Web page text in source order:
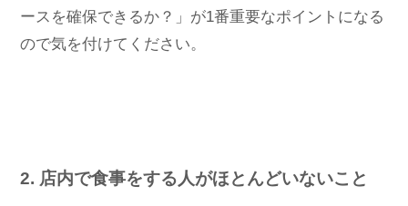
ースを確保できるか？」が1番重要なポイントになる
ので気を付けてください。
2. 店内で食事をする人がほとんどいないこと